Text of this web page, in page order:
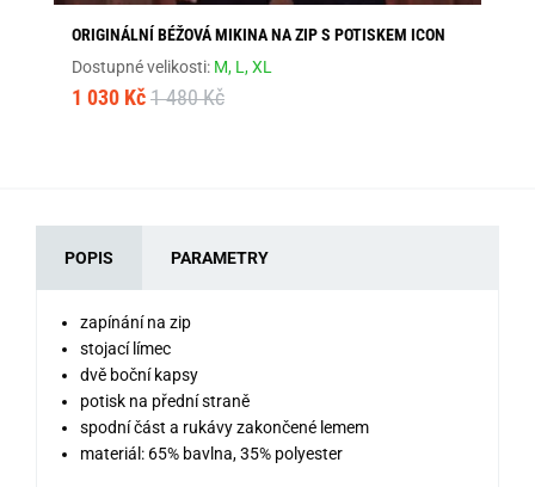
ORIGINÁLNÍ BÉŽOVÁ MIKINA NA ZIP S POTISKEM ICON
Dostupné velikosti: M, L,XL
1 030 Kč 1 480 Kč
POPIS PARAMETRY
zapínání na zip
stojací límec
dvě boční kapsy
potisk na přední straně
spodní část a rukávy zakončené lemem
materiál: 65% bavlna, 35% polyester